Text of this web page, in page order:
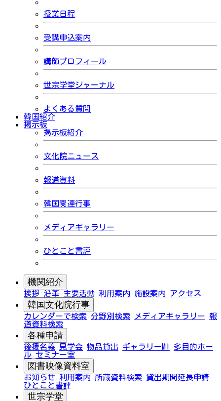
授業日程
受講申込案内
講師プロフィール
世宗学堂ジャーナル
よくある質問
韓国紹介
掲示板
掲示板紹介
文化院ニュース
報道資料
韓国関連行事
メディアギャラリー
ひとこと書評
機関紹介
挨拶 沿革 主要活動 利用案内 施設案内 アクセス
韓国文化院行事
カレンダーで検索 分野別検索 メディアギャラリー 報
道資料検索
各種申請
後援名義 見学会 物品貸出 ギャラリーMI
多目的ホー
ル セミナー室
図書映像資料室
お知らせ 利用案内 所蔵資料検索
貸出期間延長申請
ひとこと書評
世宗学堂